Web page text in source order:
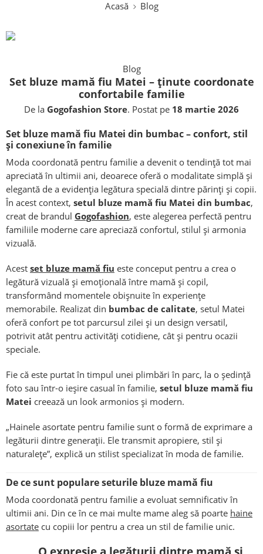
Acasă Blog
Blog
Set bluze mamă fiu Matei – ținute coordonate
confortabile familie
De la Gogofashion Store. Postat pe 18 martie 2026
Set bluze mamă fiu Matei din bumbac – confort, stil
și conexiune în familie
Moda coordonată pentru familie a devenit o tendință tot mai
apreciată în ultimii ani, deoarece oferă o modalitate simplă și
elegantă de a evidenția legătura specială dintre părinți și copii.
În acest context, setul bluze mamă fiu Matei din bumbac,
creat de brandul Gogofashion, este alegerea perfectă pentru
familiile moderne care apreciază confortul, stilul și armonia
vizuală.
Acest set bluze mamă fiu este conceput pentru a crea o
legătură vizuală și emoțională între mamă și copil,
transformând momentele obișnuite în experiențe
memorabile. Realizat din bumbac de calitate, setul Matei
oferă confort pe tot parcursul zilei și un design versatil,
potrivit atât pentru activități cotidiene, cât și pentru ocazii
speciale.
Fie că este purtat în timpul unei plimbări în parc, la o ședință
foto sau într-o ieșire casual în familie, setul bluze mamă fiu
Matei creează un look armonios și modern.
„Hainele asortate pentru familie sunt o formă de exprimare a
legăturii dintre generații. Ele transmit apropiere, stil și
naturalețe”, explică un stilist specializat în moda de familie.
De ce sunt populare seturile bluze mamă fiu
Moda coordonată pentru familie a evoluat semnificativ în
ultimii ani. Din ce în ce mai multe mame aleg să poarte haine
asortate cu copiii lor pentru a crea un stil de familie unic.